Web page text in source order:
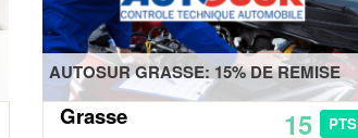
AUTOSUR GRASSE: 15% DE REMISE
Grasse 15 PTS